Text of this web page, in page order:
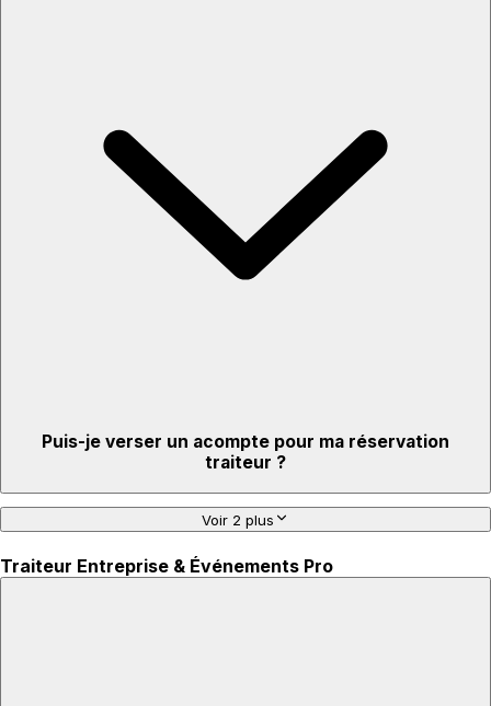
Puis-je verser un acompte pour ma réservation
traiteur ?
Voir 2 plus
Traiteur Entreprise & Événements Pro